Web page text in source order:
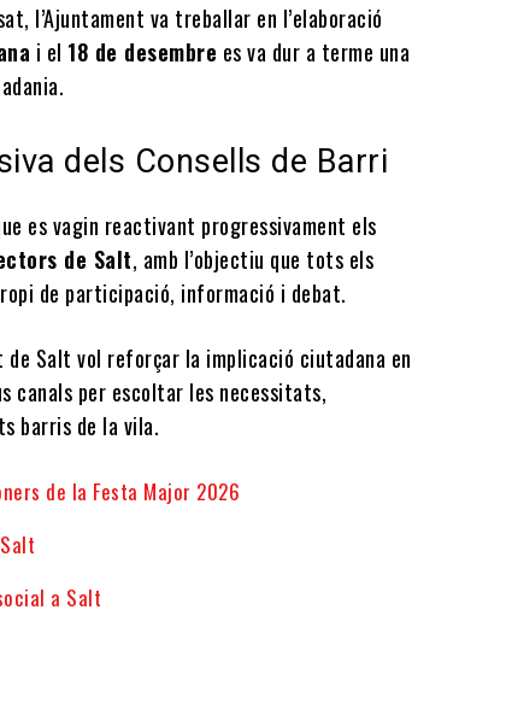
l’Ajuntament va treballar en l’elaboració
i el 18 de desembre es va dur a terme una
dels Consells de Barri
es vagin reactivant progressivament els
de Salt, amb l’objectiu que tots els
de participació, informació i debat.
de Salt vol reforçar la implicació ciutadana en
canals per escoltar les necessitats,
barris de la vila.
de la Festa Major 2026
a Salt